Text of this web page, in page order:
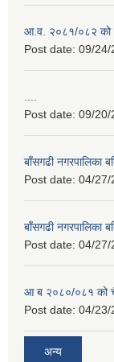
आ.व. २०८१/०८२ को
Post date: 09/24/
....
Post date: 09/20/
बाँसगढी नगरपालिका
Post date: 04/27/
बाँसगढी नगरपालिका
Post date: 04/27/
आ ब २०८०/०८१ को
Post date: 04/23/
अन्य